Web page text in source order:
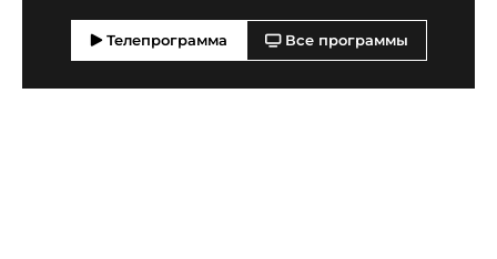
Телепрограмма Все программы